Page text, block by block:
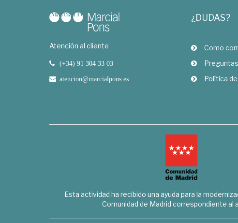
Atención al cliente
(+34) 91 304 33 03
atencion@marcialpons.es
¿DUDAS?
Como
Política
Esta actividad ha recibido una ayuda para la
Comunidad de Madrid correspondiente al